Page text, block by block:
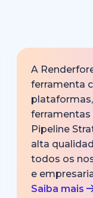
A
ferramenta
ferramentas
Pipeline
alta
todos os
e
Saiba mais